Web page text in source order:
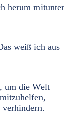
herum mitunter
weiß ich aus
um die Welt